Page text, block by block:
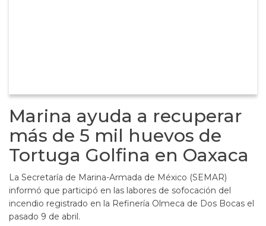
Marina ayuda a recuperar
más de 5 mil huevos de
Tortuga Golfina en Oaxaca
La Secretaría de Marina-Armada de México (SEMAR)
informó que participó en las labores de sofocación del
incendio registrado en la Refinería Olmeca de Dos Bocas el
pasado 9 de abril.